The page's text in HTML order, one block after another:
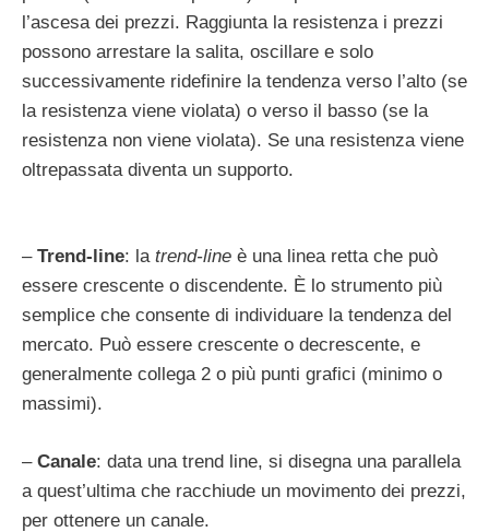
l’ascesa dei prezzi. Raggiunta la resistenza i prezzi
possono arrestare la salita, oscillare e solo
successivamente ridefinire la tendenza verso l’alto (se
la resistenza viene violata) o verso il basso (se la
resistenza non viene violata). Se una resistenza viene
oltrepassata diventa un supporto.
– Trend-line: la trend-line è una linea retta che può
essere crescente o discendente. È lo strumento più
semplice che consente di individuare la tendenza del
mercato. Può essere crescente o decrescente, e
generalmente collega 2 o più punti grafici (minimo o
massimi).
– Canale: data una trend line, si disegna una parallela
a quest’ultima che racchiude un movimento dei prezzi,
per ottenere un canale.